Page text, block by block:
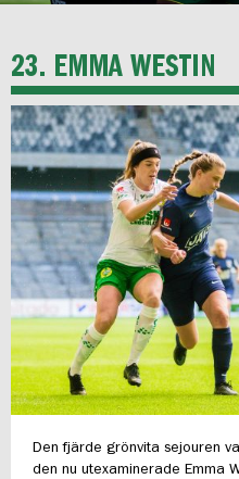
23. EMMA WESTIN
Den fjärde grönvita sejouren
den nu utexaminerade Emma